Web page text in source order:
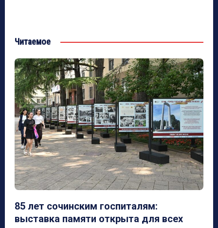
Читаемое
85 лет сочинским госпиталям:
выставка памяти открыта для всех